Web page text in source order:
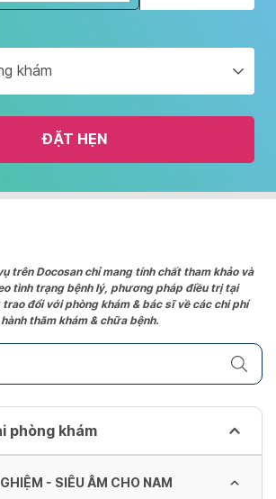
khám
ĐẶT HẸN
trên Docosan chỉ mang tính chất tham khảo và
tình trạng bệnh lý, phương pháp điều trị tại
đổi với phòng khám & bác sĩ về các chi phí
thăm khám & chữa bệnh.
phòng khám
- SIÊU ÂM CHO NAM